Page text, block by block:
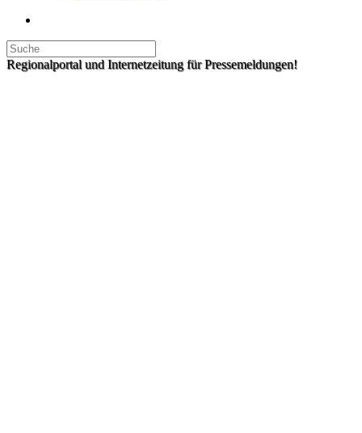
Regionalportal und Internetzeitung für Pressemeldungen!